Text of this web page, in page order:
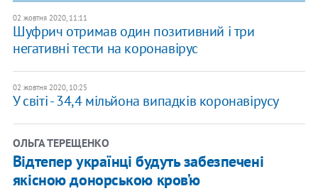
02 жовтня 2020, 11:11
Шуфрич отримав один позитивний і три
негативні тести на коронавірус
02 жовтня 2020, 10:25
У світі - 34,4 мільйона випадків коронавірусу
ОЛЬГА ТЕРЕЩЕНКО
Відтепер українці будуть забезпечені
якісною донорською кров’ю